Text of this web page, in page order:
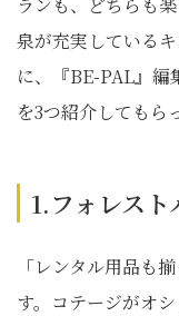
泉が充実している
に、『BE-PAL』編
を3つ紹介してもら
1.フォレスト
「レンタル用品も
す。コテージがオ